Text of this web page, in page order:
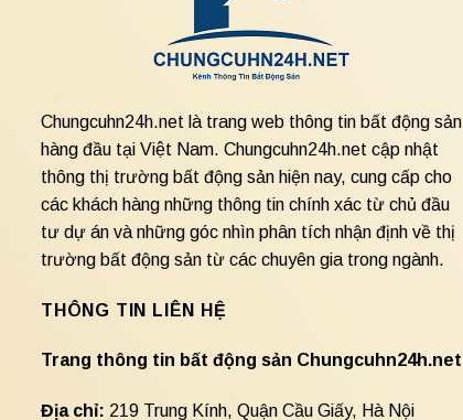
Chungcuhn24h.net là trang web thông tin bất động sản
hàng đầu tại Việt Nam. Chungcuhn24h.net cập nhật
thông thị trường bất động sản hiện nay, cung cấp cho
các khách hàng những thông tin chính xác từ chủ đầu
tư dự án và những góc nhìn phân tích nhận định về thị
trường bất động sản từ các chuyên gia trong ngành.
THÔNG TIN LIÊN HỆ
Trang thông tin bất động sản Chungcuhn24h.net
Địa chỉ: 219 Trung Kính, Quận Cầu Giấy, Hà Nội